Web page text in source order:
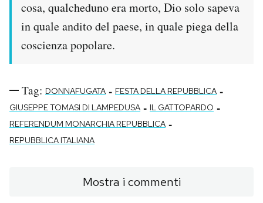
cosa, qualcheduno era morto, Dio solo sapeva
in quale andito del paese, in quale piega della
coscienza popolare.
Tag: DONNAFUGATA - FESTA DELLA REPUBBLICA -
GIUSEPPE TOMASI DI LAMPEDUSA - IL GATTOPARDO -
REFERENDUM MONARCHIA REPUBBLICA -
REPUBBLICA ITALIANA
Mostra i commenti